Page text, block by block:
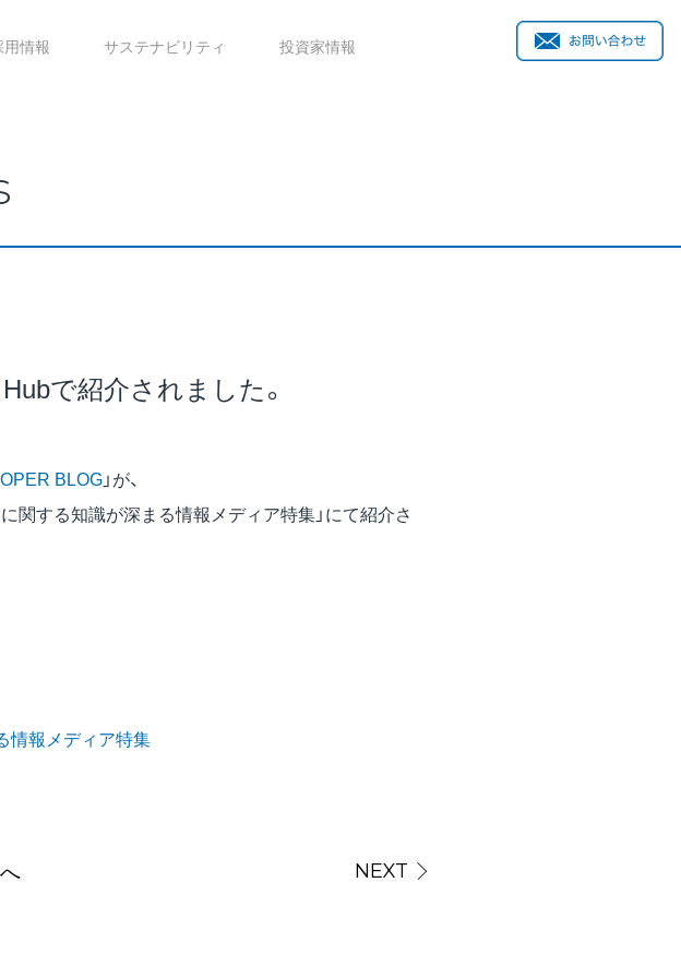
用情報 サステナビリティ 投資家情報
で紹介されました。
BLOG」が、
関する知識が深まる情報メディア特集」にて紹介さ
情報メディア特集
NEXT